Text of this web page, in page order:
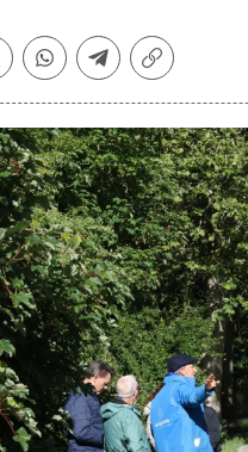
Whatsapp
Telegram
Copiar